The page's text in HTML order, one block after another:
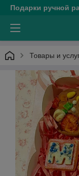
Подарки ручной
Товары и